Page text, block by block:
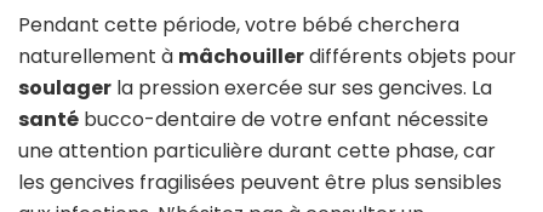
Pendant cette période, votre bébé cherchera
naturellement à mâchouillerdifférents objets pour
soulager la pression exercée sur ses gencives. La
santé bucco-dentaire de votre enfant nécessite
une attention particulière durant cette phase, car
les gencives fragilisées peuvent être plus sensibles